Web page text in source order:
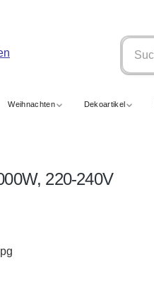
Weihnachten Dekoartikel
220-240V